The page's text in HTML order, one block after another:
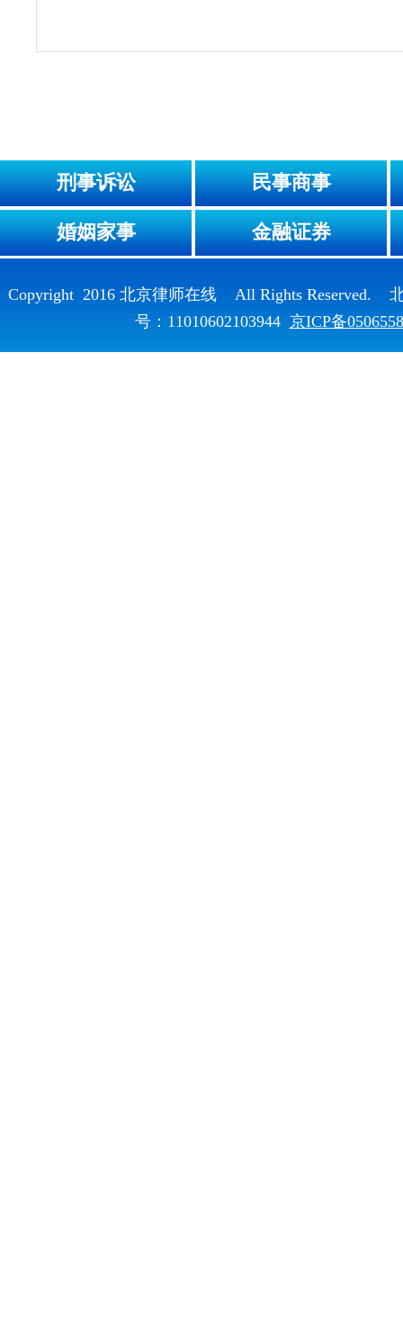
刑事诉讼 民事商事
婚姻家事 金融证券
Copyright 2016 北京律师在线 All Rights Reserved.
号：11010602103944 京ICP备